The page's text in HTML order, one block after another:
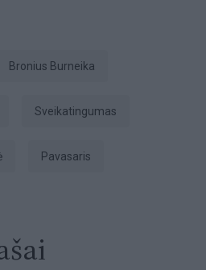
Bronius Burneika
sveikatingumas
Pavasaris